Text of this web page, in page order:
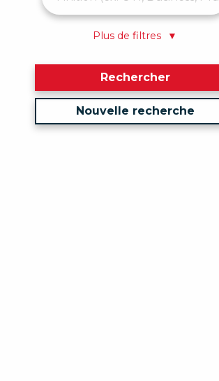
Plus de filtres ▼
Rechercher
Nouvelle recherche